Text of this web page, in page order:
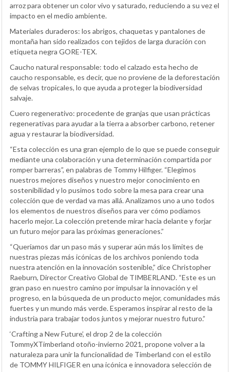
arroz para obtener un color vivo y saturado, reduciendo a su vez el
impacto en el medio ambiente.
Materiales duraderos: los abrigos, chaquetas y pantalones de
montaña han sido realizados con tejidos de larga duración con
etiqueta negra GORE-TEX.
Caucho natural responsable: todo el calzado esta hecho de
caucho responsable, es decir, que no proviene de la deforestación
de selvas tropicales, lo que ayuda a proteger la biodiversidad
salvaje.
Cuero regenerativo: procedente de granjas que usan prácticas
regenerativas para ayudar a la tierra a absorber carbono, retener
agua y restaurar la biodiversidad.
“Esta colección es una gran ejemplo de lo que se puede conseguir
mediante una colaboración y una determinación compartida por
romper barreras”, en palabras de Tommy Hilfiger. “Elegimos
nuestros mejores diseños y nuestro mejor conocimiento en
sostenibilidad y lo pusimos todo sobre la mesa para crear una
colección que de verdad va mas allá. Analizamos uno a uno todos
los elementos de nuestros diseños para ver cómo podíamos
hacerlo mejor. La colección pretende mirar hacia delante y forjar
un futuro mejor para las próximas generaciones.”
“Queríamos dar un paso más y superar aún más los límites de
nuestras piezas más icónicas de los archivos poniendo toda
nuestra atención en la innovación sostenible,” dice Christopher
Raeburn, Director Creativo Global de TIMBERLAND. “Este es un
gran paso en nuestro camino por impulsar la innovación y el
progreso, en la búsqueda de un producto mejor, comunidades más
fuertes y un mundo más verde. Esperamos inspirar al resto de la
industria para trabajar todos juntos y mejorar nuestro futuro.”
‘Crafting a New Future’, el drop 2 de la colección
TommyXTimberland otoño-invierno 2021, propone volver a la
naturaleza para unir la funcionalidad de Timberland con el estilo
de TOMMY HILFIGER en una icónica e innovadora selección de